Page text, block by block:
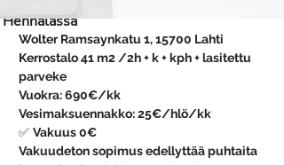
Hennalassa
Wolter Ramsaynkatu 1, 15700 Lahti
Kerrostalo 41 m2 /2h + k + kph + lasitettu
parveke
Vuokra: 690€/kk
Vesimaksuennakko: 25€/hlö/kk
✅ Vakuus 0€
Vakuudeton sopimus edellyttää puhtaita